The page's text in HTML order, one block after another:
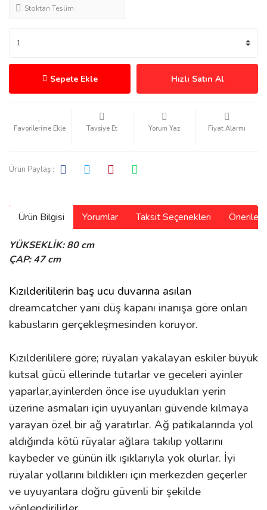
Stoktan Teslim
Sepete Ekle Hızlı Satın Al
Tavsiye Et Yorum Yaz Fiyat Alarmı
Ürün Paylaş :
Ürün Bilgisi Yorumlar Taksit Seçenekleri
YÜKSEKLİK: 80 cm
ÇAP: 47 cm
Kızılderililerin baş ucu duvarına asılan
dreamcatcher yani düş kapanı inanışa göre onları
kabusların gerçekleşmesinden koruyor.
Kızılderililere göre; rüyaları yakalayan eskiler büyük
kutsal gücü ellerinde tutarlar ve geceleri ayinler
yaparlar,ayinlerden önce ise uyudukları yerin
üzerine asmaları için uyuyanları güvende kılmaya
yarayan özel bir ağ yaratırlar. Ağ patikalarında yol
aldığında kötü rüyalar ağlara takılıp yollarını
kaybeder ve günün ilk ışıklarıyla yok olurlar. İyi
rüyalar yollarını bildikleri için merkezden geçerler
ve uyuyanlara doğru güvenli bir şekilde